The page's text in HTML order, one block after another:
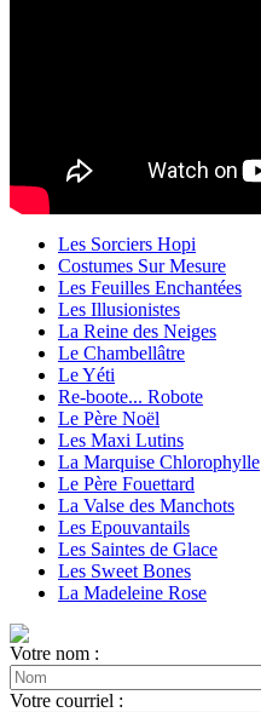
Les Sorciers Hopi
Costumes Sur Mesure
Les Feuilles Enchantées
Les Illusionistes
La Reine des Neiges
Le Chambellâtre
Le Yéti
Re-boote... Robote
Le Père Noël
Les Maxi Lutins
La Marquise Chlorophylle
Le Père Fouettard
La Valse des Manchots
Les Epouvantails
Les Saintes de Glace
Les Sweet Bones
La Madeleine Rose
Votre nom :
Votre courriel :